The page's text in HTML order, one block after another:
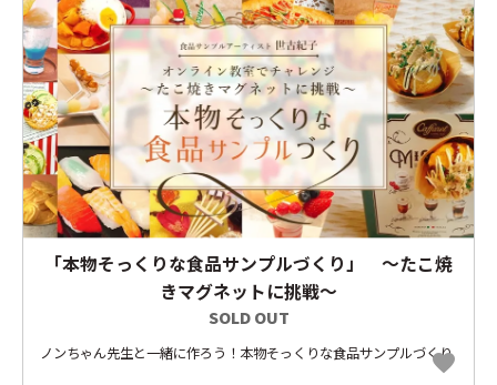
「本物そっくりな食品サンプルづくり」 ～たこ焼
きマグネットに挑戦～
SOLD OUT
ノンちゃん先生と一緒に作ろう！本物そっくりな食品サンプルづくり
favorite